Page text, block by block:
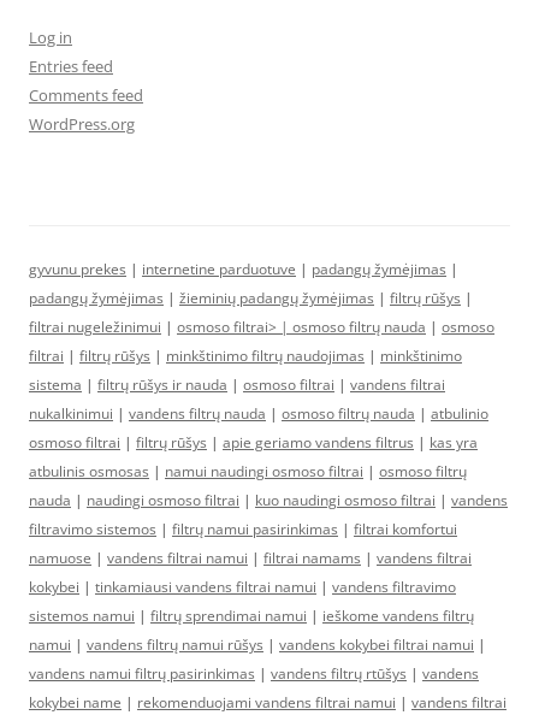
Log in
Entries feed
Comments feed
WordPress.org
gyvunu prekes | internetine parduotuve | padangų žymėjimas |
padangų žymėjimas | žieminių padangų žymėjimas | filtrų rūšys |
filtrai nugeležinimui | osmoso filtrai> | osmoso filtrų nauda | osmoso
filtrai | filtrų rūšys | minkštinimo filtrų naudojimas | minkštinimo
sistema | filtrų rūšys ir nauda | osmoso filtrai | vandens filtrai
nukalkinimui | vandens filtrų nauda | osmoso filtrų nauda | atbulinio
osmoso filtrai | filtrų rūšys | apie geriamo vandens filtrus | kas yra
atbulinis osmosas | namui naudingi osmoso filtrai | osmoso filtrų
nauda | naudingi osmoso filtrai | kuo naudingi osmoso filtrai | vandens
filtravimo sistemos | filtrų namui pasirinkimas | filtrai komfortui
namuose | vandens filtrai namui | filtrai namams | vandens filtrai
kokybei | tinkamiausi vandens filtrai namui | vandens filtravimo
sistemos namui | filtrų sprendimai namui | ieškome vandens filtrų
namui | vandens filtrų namui rūšys | vandens kokybei filtrai namui |
vandens namui filtrų pasirinkimas | vandens filtrų rtūšys | vandens
kokybei name | rekomenduojami vandens filtrai namui | vandens filtrai